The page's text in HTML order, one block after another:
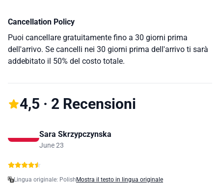
Cancellation Policy
Puoi cancellare gratuitamente fino a 30 giorni prima
dell'arrivo. Se cancelli nei 30 giorni prima dell'arrivo ti sarà
addebitato il 50% del costo totale.
4,5 · 2 Recensioni
Sara Skrzypczynska
June 23
Lingua originale: Polish Mostra il testo in lingua originale